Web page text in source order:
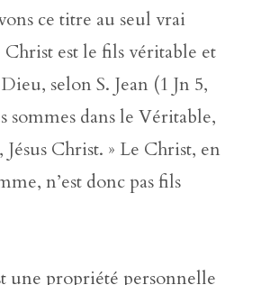
ce titre au seul vrai
est le fils véritable et
selon S. Jean (1 Jn 5,
sommes dans le Véritable,
Jésus Christ. » Le Christ, en
n’est donc pas fils
une propriété personnelle